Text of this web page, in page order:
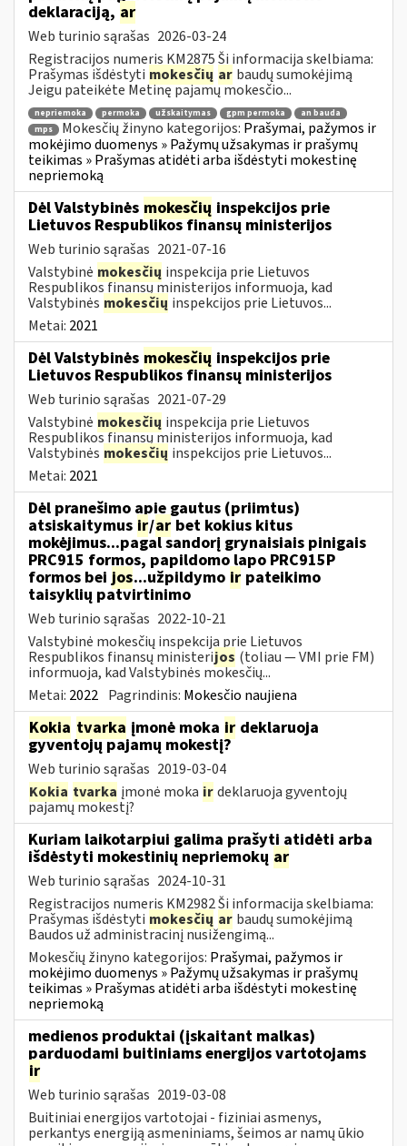
deklaraciją, ar
Web turinio sąrašas 2026-03-24
Registracijos numeris KM2875 Ši informacija skelbiama:
Prašymas išdėstyti mokesčių ar baudų sumokėjimą
Jeigu pateikėte Metinę pajamų mokesčio...
nepriemoka permoka užskaitymas gpm permoka
an bauda
mps
Mokesčių žinyno kategorijos: Prašymai, pažymos ir
mokėjimo duomenys » Pažymų užsakymas ir prašymų
teikimas » Prašymas atidėti arba išdėstyti mokestinę
nepriemoką
Dėl Valstybinės mokesčių inspekcijos prie
Lietuvos Respublikos finansų ministerijos
Web turinio sąrašas 2021-07-16
Valstybinė mokesčių inspekcija prie Lietuvos
Respublikos finansų ministerijos informuoja, kad
Valstybinės mokesčių inspekcijos prie Lietuvos...
Metai: 2021
Dėl Valstybinės mokesčių inspekcijos prie
Lietuvos Respublikos finansų ministerijos
Web turinio sąrašas 2021-07-29
Valstybinė mokesčių inspekcija prie Lietuvos
Respublikos finansų ministerijos informuoja, kad
Valstybinės mokesčių inspekcijos prie Lietuvos...
Metai: 2021
Dėl pranešimo apie gautus (priimtus)
atsiskaitymus ir/ar bet kokius kitus
mokėjimus...pagal sandorį grynaisiais pinigais
PRC915 formos, papildomo lapo PRC915P
formos bei jos...užpildymo ir pateikimo
taisyklių patvirtinimo
Web turinio sąrašas 2022-10-21
Valstybinė mokesčių inspekcija prie Lietuvos
Respublikos finansų ministerijos (toliau ― VMI prie FM)
informuoja, kad Valstybinės mokesčių...
Metai: 2022 Pagrindinis: Mokesčio naujiena
Kokia tvarka įmonė moka ir deklaruoja
gyventojų pajamų mokestį?
Web turinio sąrašas 2019-03-04
Kokia tvarka įmonė moka irdeklaruoja gyventojų
pajamų mokestį?
Kuriam laikotarpiui galima prašyti atidėti arba
išdėstyti mokestinių nepriemokų ar
Web turinio sąrašas 2024-10-31
Registracijos numeris KM2982 Ši informacija skelbiama:
Prašymas išdėstyti mokesčių ar baudų sumokėjimą
Baudos už administracinį nusižengimą...
Mokesčių žinyno kategorijos: Prašymai, pažymos ir
mokėjimo duomenys » Pažymų užsakymas ir prašymų
teikimas » Prašymas atidėti arba išdėstyti mokestinę
nepriemoką
medienos produktai (įskaitant malkas)
parduodami buitiniams energijos vartotojams
ir
Web turinio sąrašas 2019-03-08
Buitiniai energijos vartotojai - fiziniai asmenys,
perkantys energiją asmeniniams, šeimos ar namų ūkio